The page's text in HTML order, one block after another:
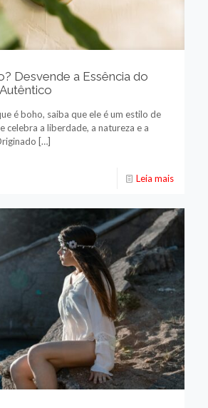
Desvende a Essência do
é boho, saiba que ele é um estilo de
celebra a liberdade, a natureza e a
[…]
Leia mais